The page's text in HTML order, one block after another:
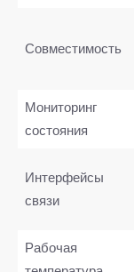
Совместимость
Мониторинг
состояния
Интерфейсы
связи
Рабочая